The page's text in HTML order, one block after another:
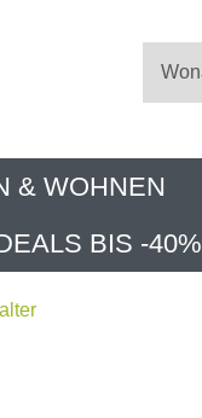
& WOHNEN
BIS -40%